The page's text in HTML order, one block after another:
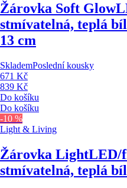
Žárovka Soft Glow
stmívatelná, teplá
13 cm
SklademPoslední kousky
671 Kč
839 Kč
Do košíku
Do košíku
-10 %
Light & Living
Žárovka LightLED/
stmívatelná, teplá